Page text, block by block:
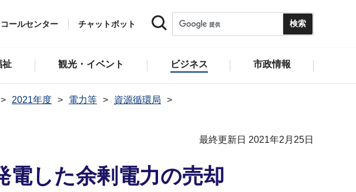
コールセンター チャットボット
祉 観光・イベント ビジネス 市政情報
2021年度 電力等
資源循環局
最終更新日 2021年2月25日
電した余剰電力の売却